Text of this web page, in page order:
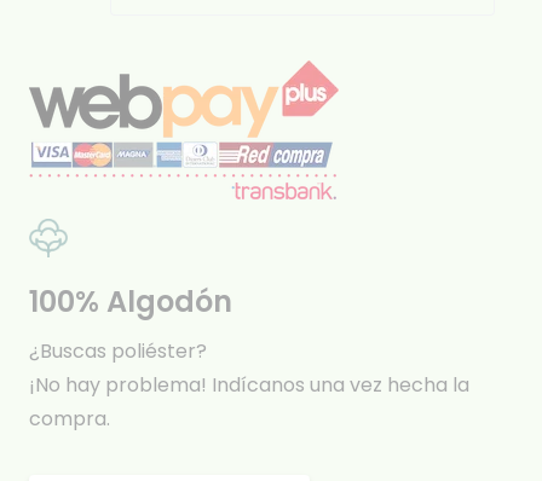
100% Algodón
¿Buscas poliéster?
¡No hay problema! Indícanos una vez hecha la
compra.